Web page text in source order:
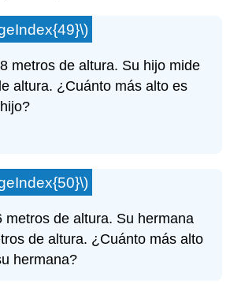
metros de altura. Su hijo mide
altura. ¿Cuánto más alto es
metros de altura. Su hermana
de altura. ¿Cuánto más alto
hermana?